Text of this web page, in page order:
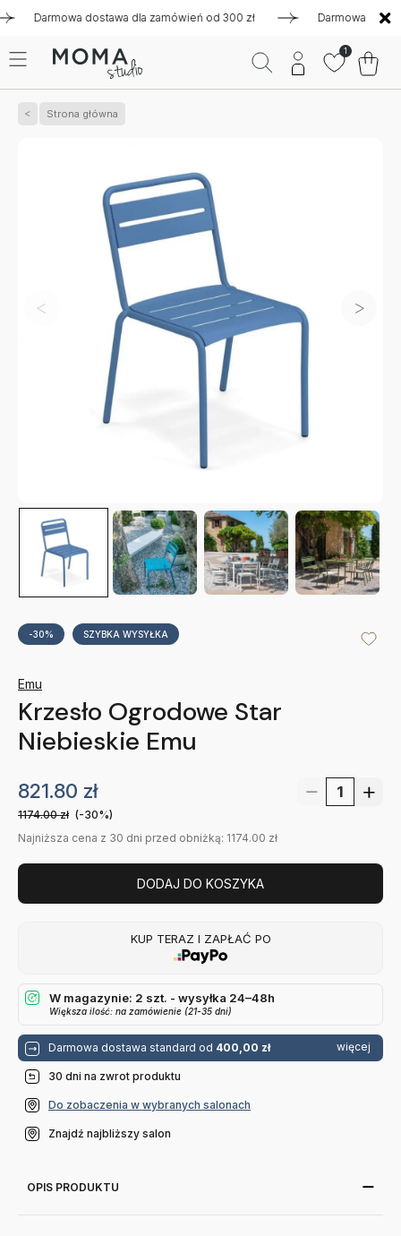
Darmowa dostawa dla zamówień od 300 zł Darmowa dostawa
1
Strona główna
-30% SZYBKA WYSYŁKA
Emu
Krzesło Ogrodowe Star
Niebieskie Emu
821.80 zł
1174.00zł (-30%)
Najniższa cena z 30 dni przed obniżką: 1174.00 zł
DODAJ DO KOSZYKA
KUP TERAZ I ZAPŁAĆ PO
W magazynie: 2 szt. - wysyłka 24–48h
Większa ilość: na zamówienie (21-35 dni)
Darmowa dostawa standard od 400,00 zł więcej
30 dni na zwrot produktu
Do zobaczenia w wybranych salonach
Znajdź najbliższy salon
OPIS PRODUKTU